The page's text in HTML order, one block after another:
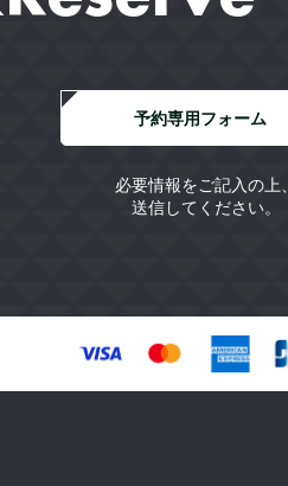
予約専用フォーム
必要情報をご記入の上、
送信してください。